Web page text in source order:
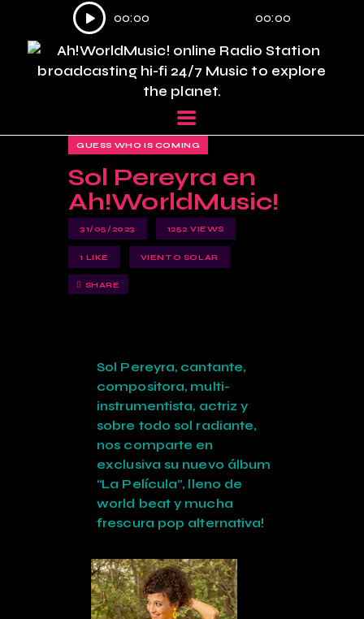
Reproductor
de
audio
00:00 00:00
GUESS WHO IS COMING
Sol Pereyra en
Ah!WorldMusic!
31/05/2023 1252 VIEWS
1 LIKE VIENTO SOLAR
SHARE
Sol Pereyra, cantante,
compositora, multi-
instrumentista, actriz y
sobre todo sol radiante,
nos comparte en
exclusiva su nuevo álbum
“La Película”, lleno de
world beat y mucha
frescura pop alternativa!